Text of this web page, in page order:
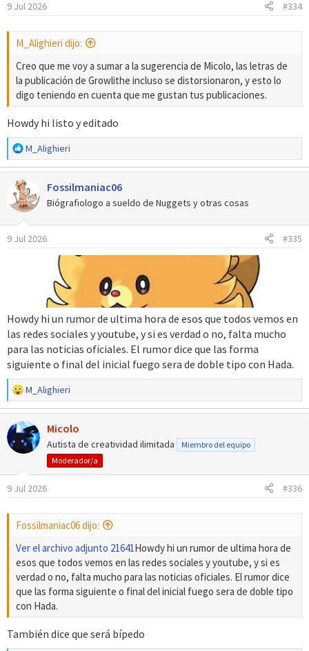
n
:
9 Jul 2026 #334
M_Alighieri dijo:
Creo que me voy a sumar a la sugerencia de Micolo, las letras de
la publicación de Growlithe incluso se distorsionaron, y esto lo
digo teniendo en cuenta que me gustan tus publicaciones.
Howdy hi listo y editado
R
e
a
c
c
i
o
n
M_Alighieri
Fossilmaniac06
Biógrafiologo a sueldo de Nuggets y otras cosas
9 Jul 2026 #335
Howdy hi un rumor de ultima hora de esos que todos vemos en
las redes sociales y youtube, y si es verdad o no, falta mucho
para las noticias oficiales. El rumor dice que las forma
siguiente o final del inicial fuego sera de doble tipo con Hada.
R
e
a
c
c
i
e
M_Alighieri
Micolo
Autista de creatividad ilimitada
Miembro del equipo
Moderador/a
9 Jul 2026 #336
Fossilmaniac06 dijo:
Ver el archivo adjunto 21641Howdy hi un rumor de ultima hora de
esos que todos vemos en las redes sociales y youtube, y si es
verdad o no, falta mucho para las noticias oficiales. El rumor dice
que las forma siguiente o final del inicial fuego sera de doble tipo
con Hada.
También dice que será bípedo